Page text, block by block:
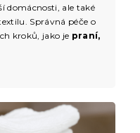
domácnosti, ale také
Správná péče o
kroků, jako je praní,